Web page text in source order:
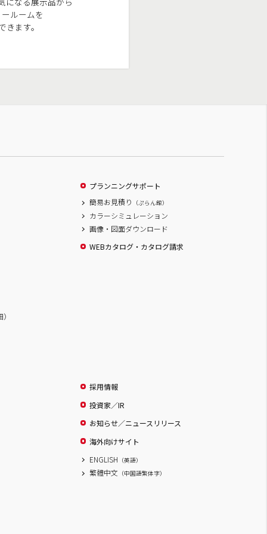
ルームを
きます。
プランニングサポート
簡易お見積り
（ぷらん館）
カラーシミュレーション
画像・図面ダウンロード
WEBカタログ・カタログ請求
採用情報
投資家／IR
お知らせ／ニュースリリース
海外向けサイト
ENGLISH （英語）
繁體中文 （中国語繁体字）